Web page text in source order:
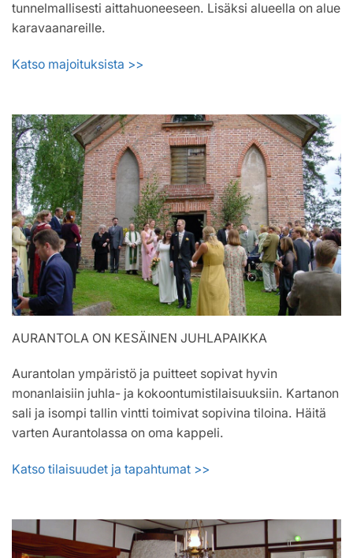
tunnelmallisesti aittahuoneeseen. Lisäksi alueella on alue
karavaanareille.
Katso majoituksista >>
AURANTOLA ON KESÄINEN JUHLAPAIKKA
Aurantolan ympäristö ja puitteet sopivat hyvin
monanlaisiin juhla- ja kokoontumistilaisuuksiin. Kartanon
sali ja isompi tallin vintti toimivat sopivina tiloina. Häitä
varten Aurantolassa on oma kappeli.
Katso tilaisuudet ja tapahtumat >>